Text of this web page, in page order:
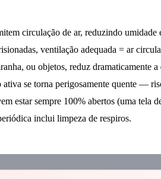
circulação de ar, reduzindo umidade
ventilação adequada = ar
ou objetos, reduz dramaticamente
se torna perigosamente quente —
estar sempre 100% abertos (uma tela
inclui limpeza de respiros.